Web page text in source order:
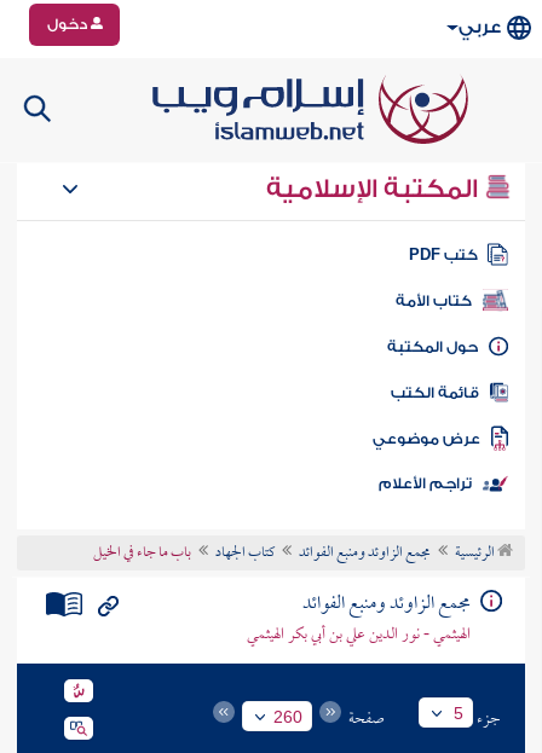
عربي دخول
المكتبة الإسلامية
كتب PDF
كتاب الأمة
المكتبة
الكتب
موضوعي
تراجم الأعلام
الرئيسية مجمع الزاوئد ومنبع الفوائد كتاب الجهاد باب ما جاء في الخيل
مجمع الزاوئد ومنبع الفوائد
الهيثمي - نور الدين علي بن أبي بكر الهيثمي
جزء 5 صفحة 260